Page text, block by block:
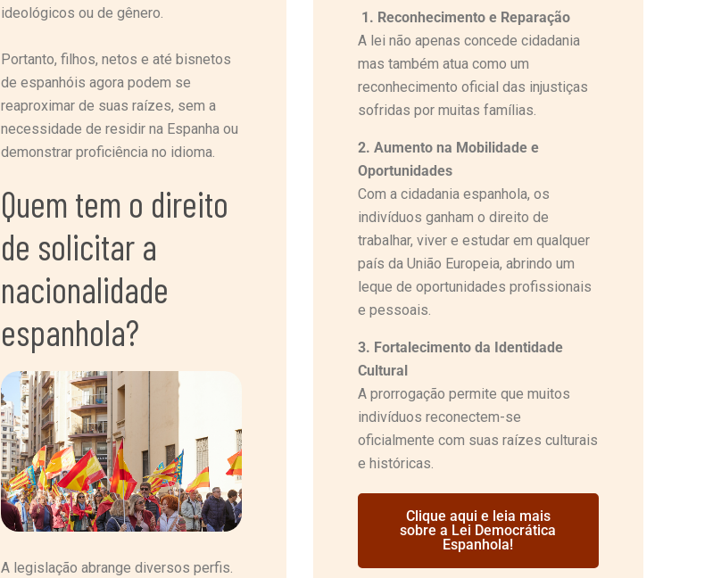
ideológicos ou de gênero.
Portanto, filhos, netos e até bisnetos
de espanhóis agora podem se
reaproximar de suas raízes, sem a
necessidade de residir na Espanha ou
demonstrar proficiência no idioma.
Quem tem o direito
de solicitar a
nacionalidade
espanhola?
A legislação abrange diversos perfis.
1. Reconhecimento e Reparação
A lei não apenas concede cidadania
mas também atua como um
reconhecimento oficial das injustiças
sofridas por muitas famílias.
2. Aumento na Mobilidade e
Oportunidades
Com a cidadania espanhola, os
indivíduos ganham o direito de
trabalhar, viver e estudar em qualquer
país da União Europeia, abrindo um
leque de oportunidades profissionais
e pessoais.
3. Fortalecimento da Identidade
Cultural
A prorrogação permite que muitos
indivíduos reconectem-se
oficialmente com suas raízes culturais
e históricas.
Clique aqui e leia mais
sobre a Lei Democrática
Espanhola!